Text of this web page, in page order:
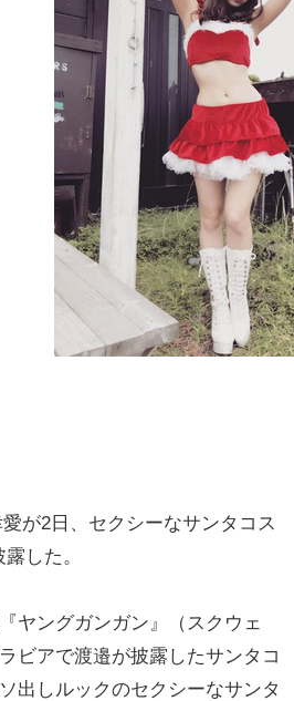
が2日、セクシーなサンタコス
した。
ヤングガンガン』（スクウェ
ビアで渡邉が披露したサンタコ
出しルックのセクシーなサンタ